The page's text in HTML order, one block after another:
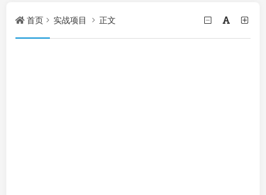
首页 实战项目 正文